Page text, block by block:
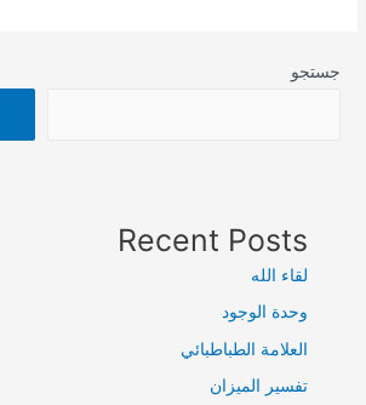
جستجو
Recent Posts
لقاء الله
وحدة الوجود
العلامة الطباطبائي
تفسير الميزان